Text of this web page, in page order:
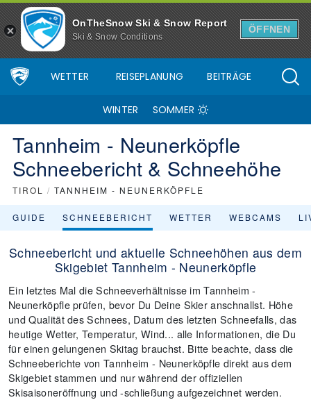
OnTheSnow Ski & Snow Report
Ski & Snow Conditions
ÖFFNEN
WETTER REISEPLANUNG BEITRÄGE
WINTER SOMMER
Tannheim - Neunerköpfle
Schneebericht & Schneehöhe
TIROL / TANNHEIM - NEUNERKÖPFLE
GUIDE SCHNEEBERICHT WETTER WEBCAMS
Schneebericht und aktuelle Schneehöhen aus dem
Skigebiet Tannheim - Neunerköpfle
Ein letztes Mal die Schneeverhältnisse im Tannheim -
Neunerköpfle prüfen, bevor Du Deine Skier anschnallst. Höhe
und Qualität des Schnees, Datum des letzten Schneefalls, das
heutige Wetter, Temperatur, Wind... alle Informationen, die Du
für einen gelungenen Skitag brauchst. Bitte beachte, dass die
Schneeberichte von Tannheim - Neunerköpfle direkt aus dem
Skigebiet stammen und nur während der offiziellen
Skisaisoneröffnung und -schließung aufgezeichnet werden.